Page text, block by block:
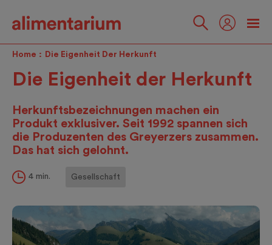
content
Folgen
Sie
uns
Home Die Eigenheit Der Herkunft
Die Eigenheit der Herkunft
Herkunftsbezeichnungen machen ein
Produkt exklusiver. Seit 1992 spannen sich
die Produzenten des Greyerzers zusammen.
Das hat sich gelohnt.
4 min. Gesellschaft